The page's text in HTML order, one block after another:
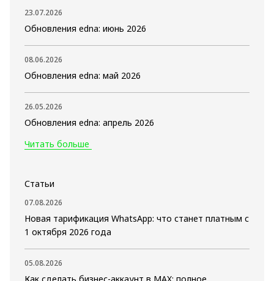
23.07.2026
Обновления edna: июнь 2026
08.06.2026
Обновления edna: май 2026
26.05.2026
Обновления edna: апрель 2026
Читать больше
Статьи
07.08.2026
Новая тарификация WhatsApp: что станет платным с
1 октября 2026 года
05.08.2026